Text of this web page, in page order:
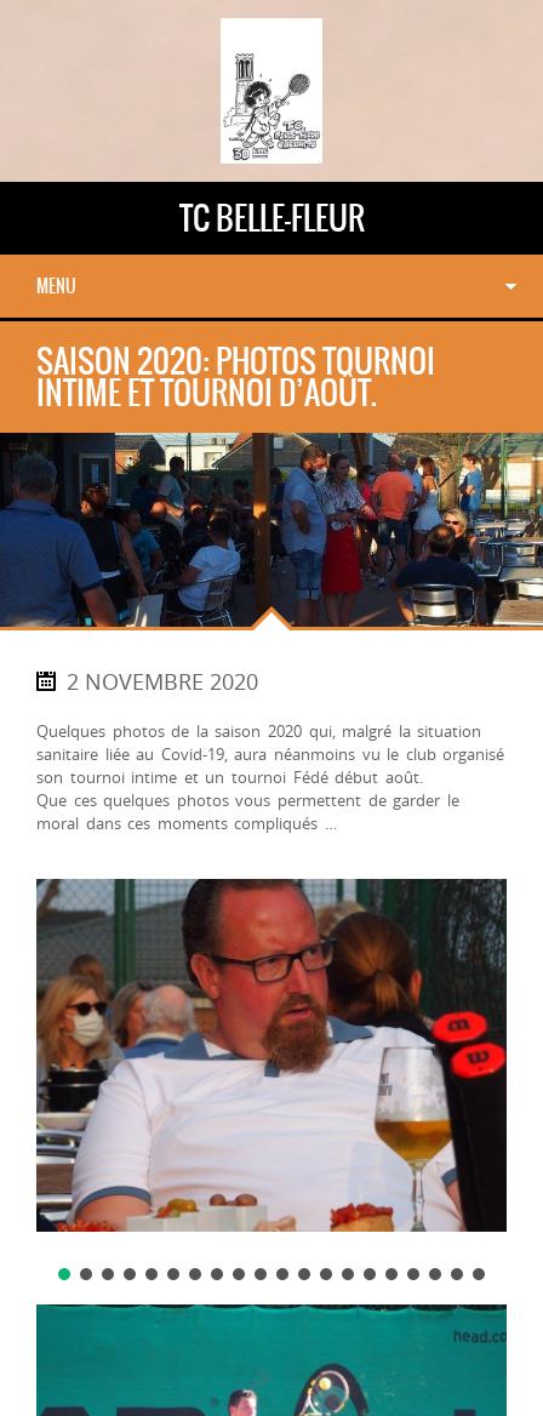
TC BELLE-FLEUR
MENU
SAISON 2020: PHOTOS TOURNOI
INTIME ET TOURNOI D’AOÛT.
2 NOVEMBRE 2020
Quelques photos de la saison 2020 qui, malgré la situation
sanitaire liée au Covid-19, aura néanmoins vu le club organisé
son tournoi intime et un tournoi Fédé début août.
Que ces quelques photos vous permettent de garder le
moral dans ces moments compliqués …